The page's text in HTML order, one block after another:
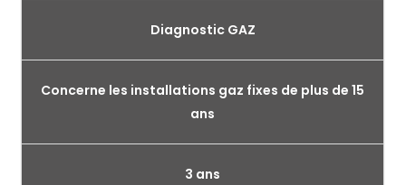
Diagnostic GAZ
Concerne les installations gaz fixes de plus de 15
ans
3 ans